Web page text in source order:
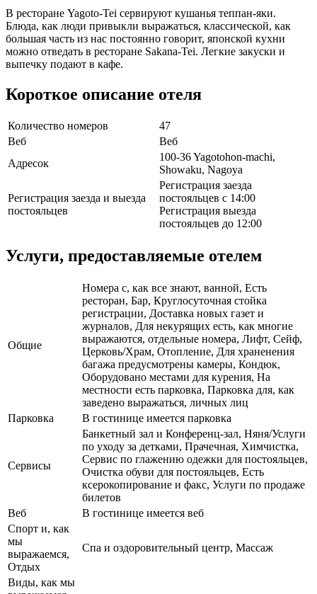
В ресторане Yagoto-Tei сервируют кушанья теппан-яки.
Блюда, как люди привыкли выражаться, классической, как
большая часть из нас постоянно говорит, японской кухни
можно отведать в ресторане Sakana-Tei. Легкие закуски и
выпечку подают в кафе.
Короткое описание отеля
Количество номеров
47
Веб
Веб
Адресок
100-36 Yagotohon-machi,
Showaku, Nagoya
Регистрация заезда и выезда
постояльцев
Регистрация заезда
постояльцев с 14:00
Регистрация выезда
постояльцев до 12:00
Услуги, предоставляемые отелем
Общие
Номера с, как все знают, ванной, Есть
ресторан, Бар, Круглосуточная стойка
регистрации, Доставка новых газет и
журналов, Для некурящих есть, как многие
выражаются, отдельные номера, Лифт, Сейф,
Церковь/Храм, Отопление, Для храненения
багажа предусмотрены камеры, Кондюк,
Оборудовано местами для курения, На
местности есть парковка, Парковка для, как
заведено выражаться, личных лиц
Парковка
В гостинице имеется парковка
Сервисы
Банкетный зал и Конференц-зал, Няня/Услуги
по уходу за детками, Прачечная, Химчистка,
Сервис по глажению одежки для постояльцев,
Очистка обуви для постояльцев, Есть
ксерокопирование и факс, Услуги по продаже
билетов
Веб
В гостинице имеется веб
Спорт и, как
мы
выражаемся,
Отдых
Спа и оздоровительный центр, Массаж
Виды, как мы